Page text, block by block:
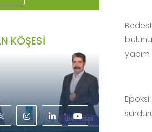
KÖŞESİ